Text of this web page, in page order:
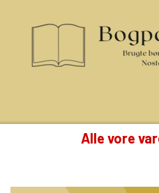
Alle vore